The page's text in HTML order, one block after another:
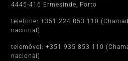
4445-416 Ermesinde, Porto
telefone: +351 224 853 110
nacional)
telemóvel: +351 935 853 110
nacional)